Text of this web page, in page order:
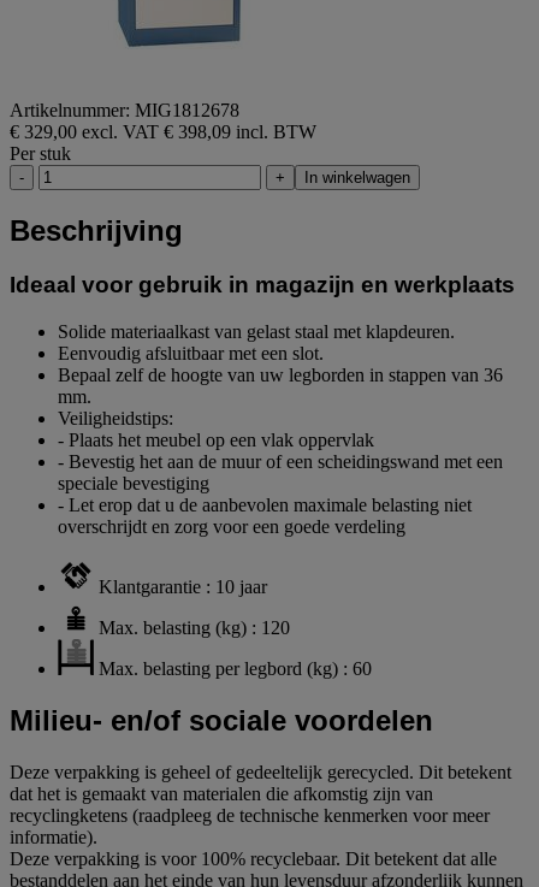
Artikelnummer: MIG1812678
€ 329,00 excl. VAT € 398,09 incl. BTW
Per stuk
- + In winkelwagen
Beschrijving
Ideaal voor gebruik in magazijn en werkplaats
Solide materiaalkast van gelast staal met klapdeuren.
Eenvoudig afsluitbaar met een slot.
Bepaal zelf de hoogte van uw legborden in stappen van 36
mm.
Veiligheidstips:
- Plaats het meubel op een vlak oppervlak
- Bevestig het aan de muur of een scheidingswand met een
speciale bevestiging
- Let erop dat u de aanbevolen maximale belasting niet
overschrijdt en zorg voor een goede verdeling
Klantgarantie : 10 jaar
Max. belasting (kg) : 120
Max. belasting per legbord (kg) : 60
Milieu- en/of sociale voordelen
Deze verpakking is geheel of gedeeltelijk gerecycled. Dit betekent
dat het is gemaakt van materialen die afkomstig zijn van
recyclingketens (raadpleeg de technische kenmerken voor meer
informatie).
Deze verpakking is voor 100% recyclebaar. Dit betekent dat alle
bestanddelen aan het einde van hun levensduur afzonderlijk kunnen